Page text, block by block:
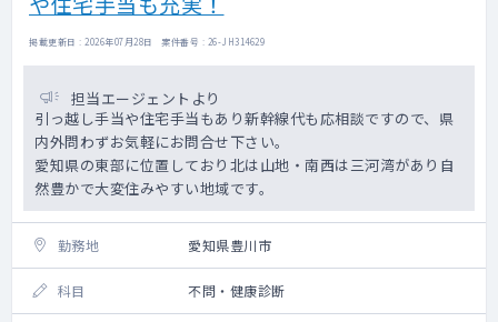
掲載更新日 : 2026年07月28日 案件番号 : 26-JH314629
担当エージェントより
引っ越し手当や住宅手当もあり新幹線代も応相談ですので、県
内外問わずお気軽にお問合せ下さい。
愛知県の東部に位置しており北は山地・南西は三河湾があり自
然豊かで大変住みやすい地域です。
勤務地 愛知県豊川市
科目 不問・健康診断